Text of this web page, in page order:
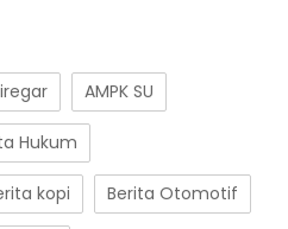
AMPK SU
Hukum
kopi Berita Otomotif